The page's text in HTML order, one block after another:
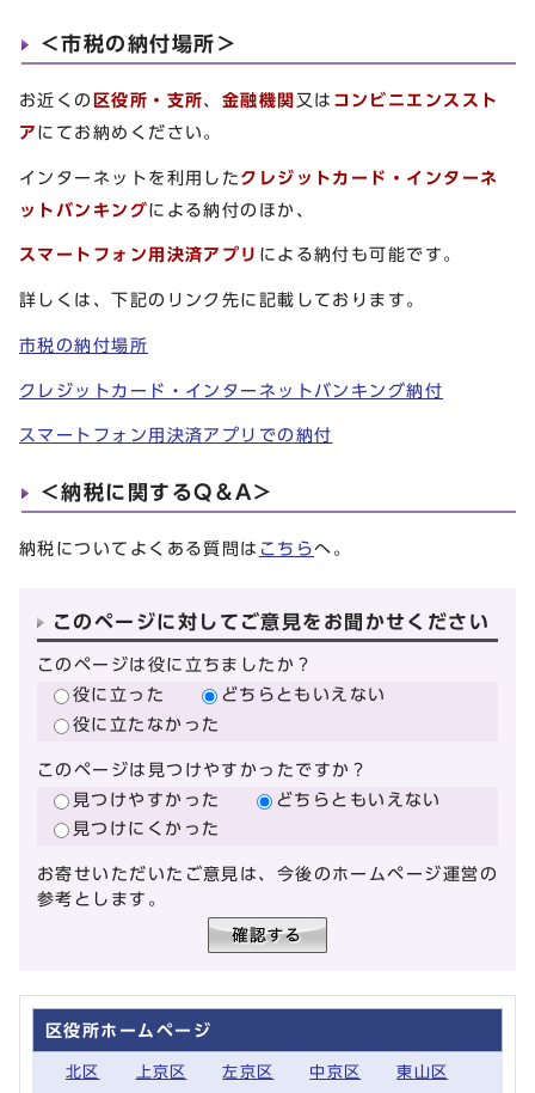
＜市税の納付場所＞
お近くの 区役所・支所、 金融機関 又は コンビニエンススト
ア にてお納めください。
インターネットを利用した クレジットカード・インターネ
ットバンキングによる納付のほか、
スマートフォン用決済アプリ による納付も可能です。
詳しくは、下記のリンク先に記載しております。
市税の納付場所
クレジットカード・インターネットバンキング納付
スマートフォン用決済アプリでの納付
＜納税に関するQ＆A＞
納税についてよくある質問は こちらへ。
このページに対してご意見をお聞かせください
このページは役に立ちましたか？
役に立った
どちらともいえない
役に立たなかった
このページは見つけやすかったですか？
見つけやすかった
どちらともいえない
見つけにくかった
お寄せいただいたご意見は、今後のホームページ運営の
参考とします。
区役所ホームページ
北区 上京区 左京区 中京区 東山区